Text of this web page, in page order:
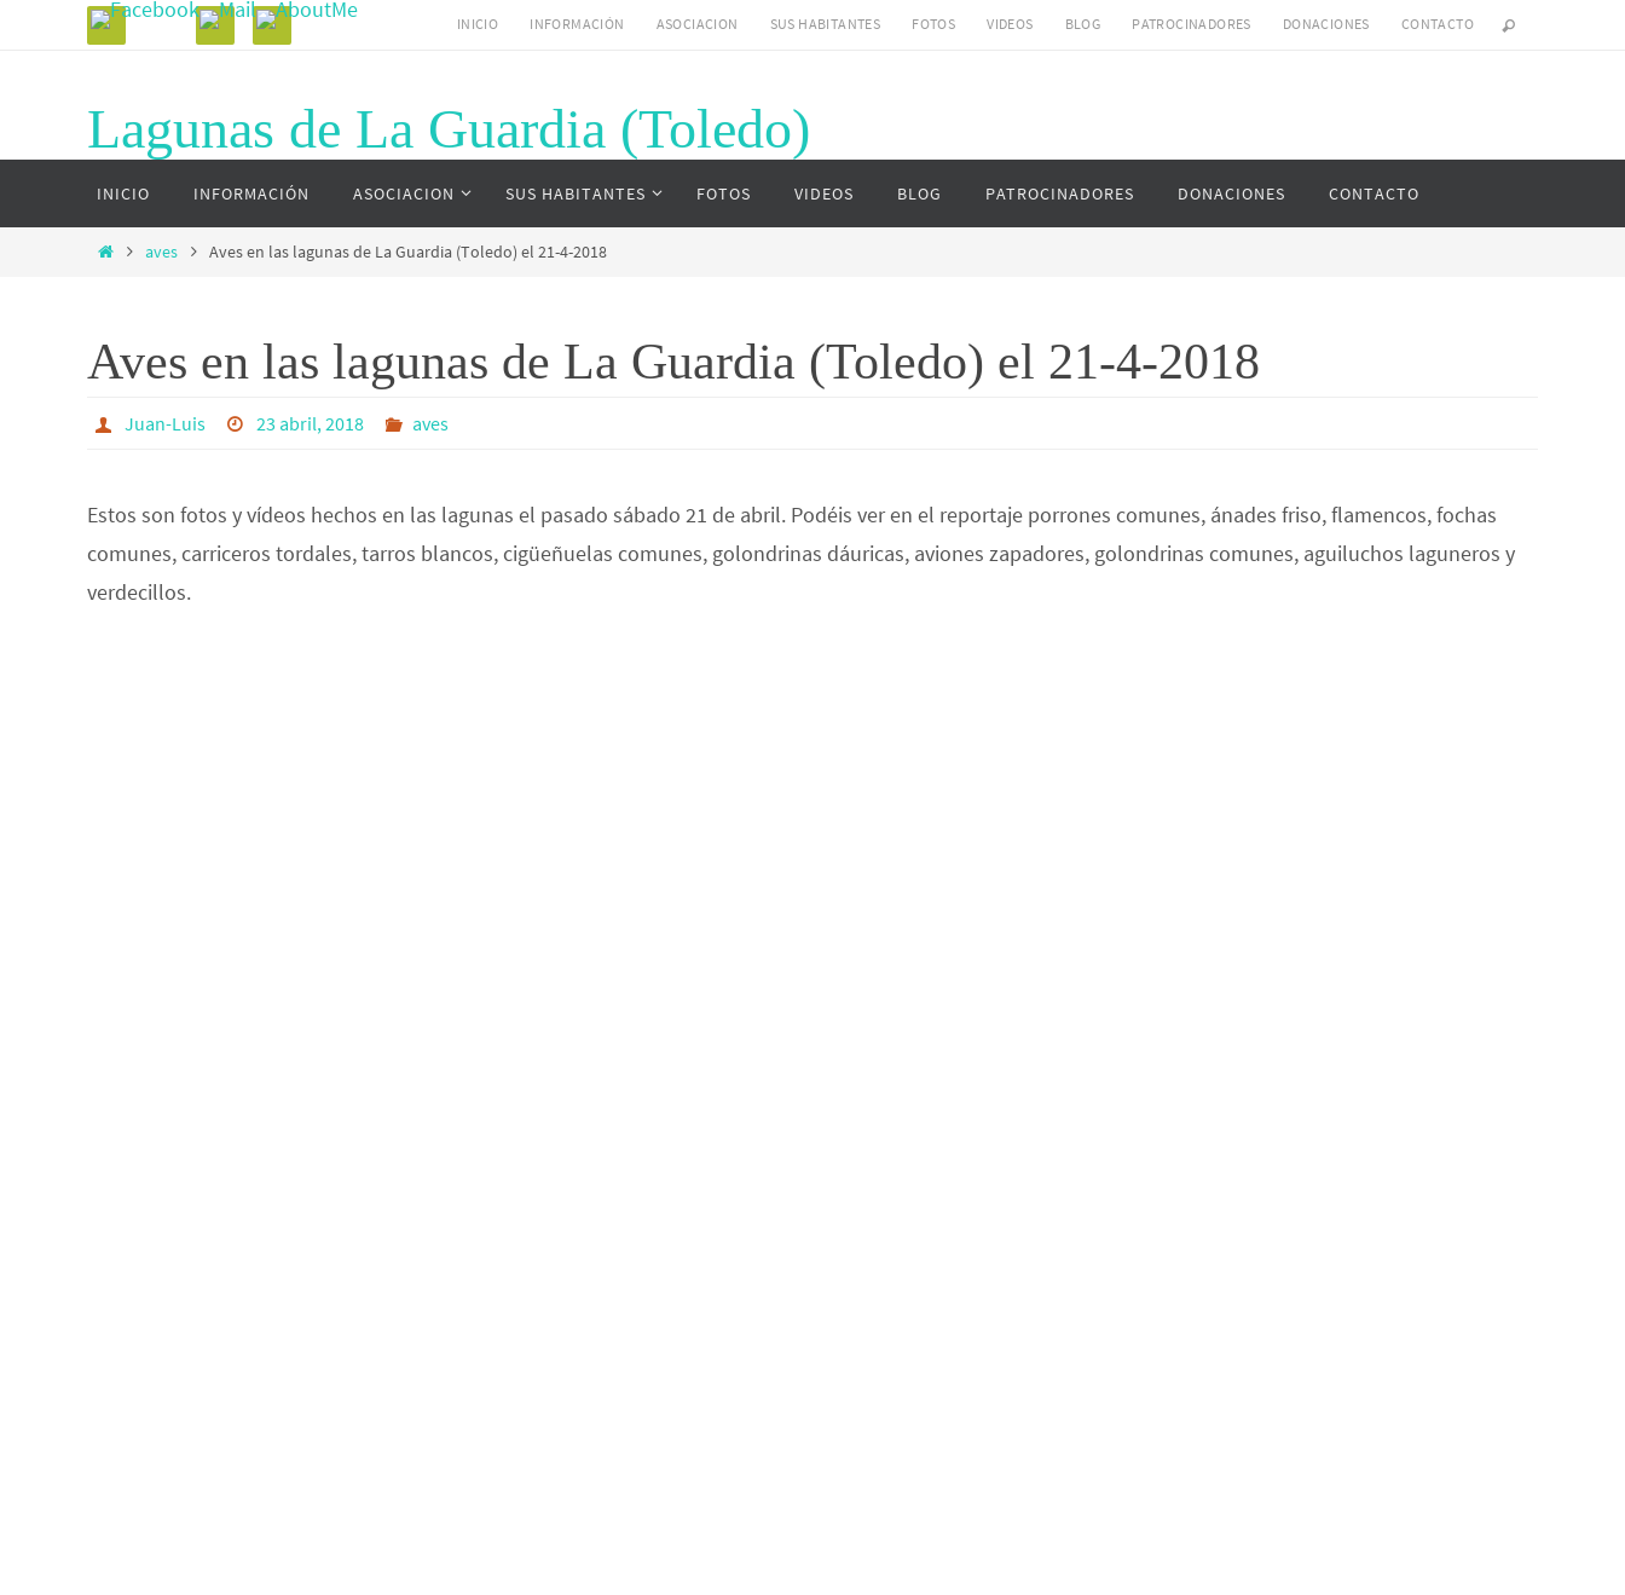
INICIO INFORMACIÓN ASOCIACION SUS HABITANTES FOTOS VIDEOS BLOG PATROCINADORES DONACIONES CONTACTO
Lagunas de La Guardia (Toledo)
Página web del complejo lagunar de La Guardia (Toledo)
contenido
INICIO INFORMACIÓN ASOCIACION SUS HABITANTES FOTOS VIDEOS BLOG PATROCINADORES DONACIONES CONTACTO
Inicioaves Aves en las lagunas de La Guardia (Toledo) el 21-4-2018
Aves en las lagunas de La Guardia (Toledo) el 21-4-2018
Juan-Luis 23 abril, 2018 aves
Estos son fotos y vídeos hechos en las lagunas el pasado sábado 21 de abril. Podéis ver en el reportaje porrones comunes, ánades friso, flamencos, fochas
comunes, carriceros tordales, tarros blancos, cigüeñuelas comunes, golondrinas dáuricas, aviones zapadores, golondrinas comunes, aguiluchos laguneros y
verdecillos.